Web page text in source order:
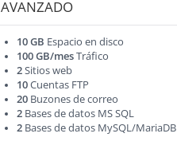
AVANZADO
10 GB Espacio en disco
100 GB/mesTráfico
2Sitios web
10Cuentas FTP
20Buzones de correo
2Bases de datos MS SQL
2Bases de datos MySQL/MariaDB